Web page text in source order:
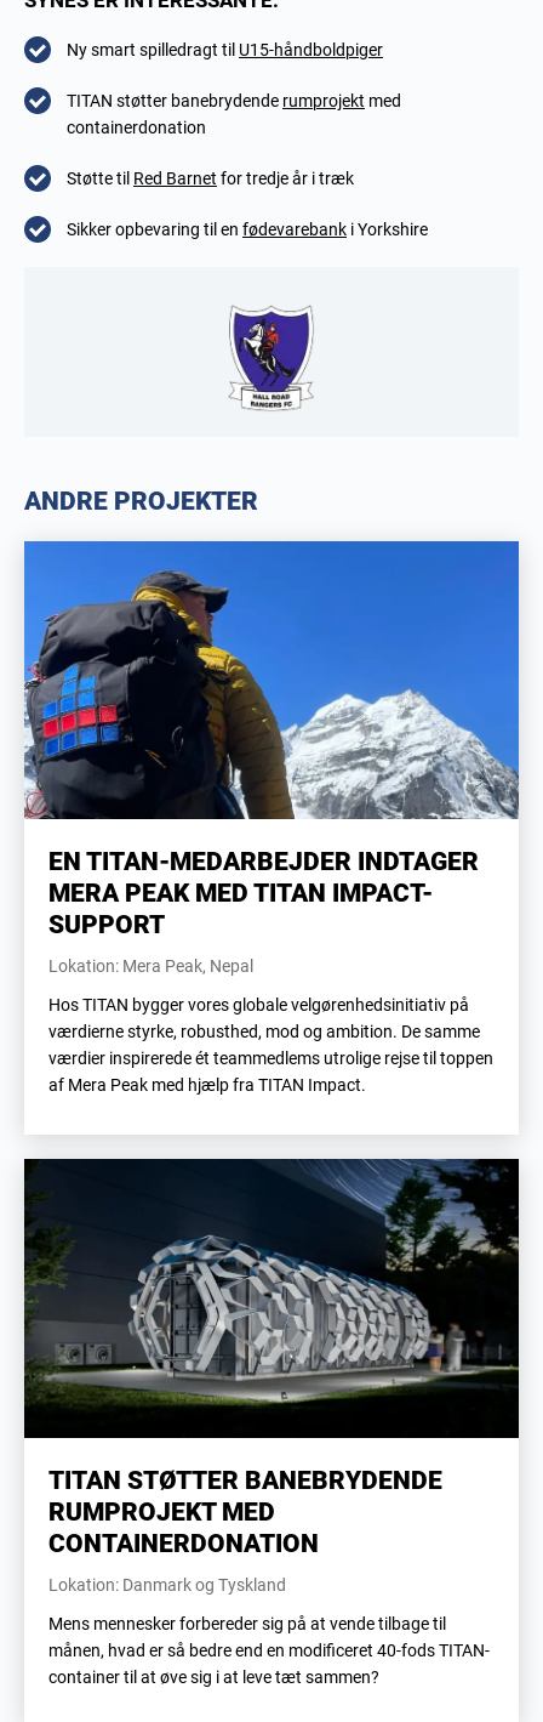
Ny smart spilledragt til U15-håndboldpiger
TITAN støtter banebrydende rumprojekt med
containerdonation
Støtte til Red Barnet for tredje år i træk
Sikker opbevaring til en fødevarebank i Yorkshire
ANDRE PROJEKTER
EN TITAN-MEDARBEJDER INDTAGER
MERA PEAK MED TITAN IMPACT-
SUPPORT
Lokation: Mera Peak, Nepal
Hos TITAN bygger vores globale velgørenhedsinitiativ på
værdierne styrke, robusthed, mod og ambition. De samme
værdier inspirerede ét teammedlems utrolige rejse til toppen
af Mera Peak med hjælp fra TITAN Impact.
TITAN STØTTER BANEBRYDENDE
RUMPROJEKT MED
CONTAINERDONATION
Lokation: Danmark og Tyskland
Mens mennesker forbereder sig på at vende tilbage til
månen, hvad er så bedre end en modificeret 40-fods TITAN-
container til at øve sig i at leve tæt sammen?